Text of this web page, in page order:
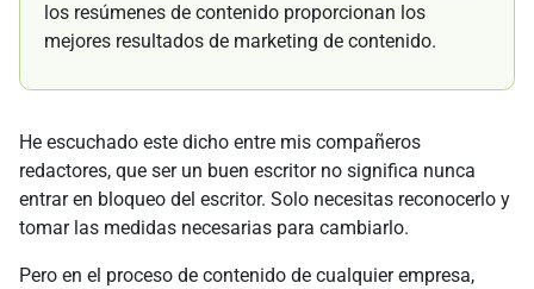
los resúmenes de contenido proporcionan los
mejores resultados de marketing de contenido.
He escuchado este dicho entre mis compañeros
redactores, que ser un buen escritor no significa nunca
entrar en bloqueo del escritor. Solo necesitas reconocerlo y
tomar las medidas necesarias para cambiarlo.
Pero en el proceso de contenido de cualquier empresa,